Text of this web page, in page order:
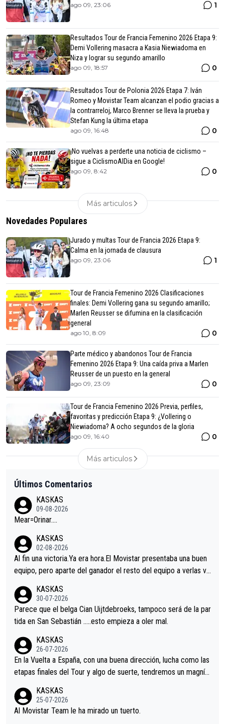
ago 09, 23:06 1
Resultados Tour de Francia Femenino 2026 Etapa 9:
Demi Vollering masacra a Kasia Niewiadoma en
Niza y lograr su segundo amarillo
ago 09, 18:57 0
Resultados Tour de Polonia 2026 Etapa 7: Iván
Romeo y Movistar Team alcanzan el podio gracias a
la contrarreloj, Marco Brenner se lleva la prueba y
Stefan Kung la última etapa
ago 09, 16:48 0
¡No vuelvas a perderte una noticia de ciclismo –
sigue a CiclismoAlDia en Google!
ago 09, 8:42 0
Más articulos
Novedades Populares
Jurado y multas Tour de Francia 2026 Etapa 9:
Calma en la jornada de clausura
ago 09, 23:06 1
Tour de Francia Femenino 2026 Clasificaciones
finales: Demi Vollering gana su segundo amarillo;
Marlen Reusser se difumina en la clasificación
general
ago 10, 8:09 0
Parte médico y abandonos Tour de Francia
Femenino 2026 Etapa 9: Una caída priva a Marlen
Reusser de un puesto en la general
ago 09, 23:09 0
Tour de Francia Femenino 2026 Previa, perfiles,
favoritas y predicción Etapa 9: ¿Vollering o
Niewiadoma? A ocho segundos de la gloria
ago 09, 16:40 0
Más articulos
Últimos Comentarios
KASKAS
09-08-2026
Mear=Orinar….
KASKAS
02-08-2026
Al fin una victoria.Ya era hora.El Movistar presentaba una buen
equipo, pero aparte del ganador el resto del equipo a verlas ve
s.La única buena noticia es la mejoría de Enric Más en San Seb
astian.Si en la Vuelta a Burgos sigue la mejoría, podríamos ten
er alguna sorpresa en la Vuelta.Ojalá.
KASKAS
30-07-2026
Parece que el belga Cian Uijtdebroeks, tampoco será de la par
tida en San Sebastián …..esto empieza a oler mal.
KASKAS
26-07-2026
En la Vuelta a España, con una buena dirección, lucha como las
etapas finales del Tour y algo de suerte, tendremos un magnífi
KASKAS
25-07-2026
Al Movistar Team le ha mirado un tuerto.